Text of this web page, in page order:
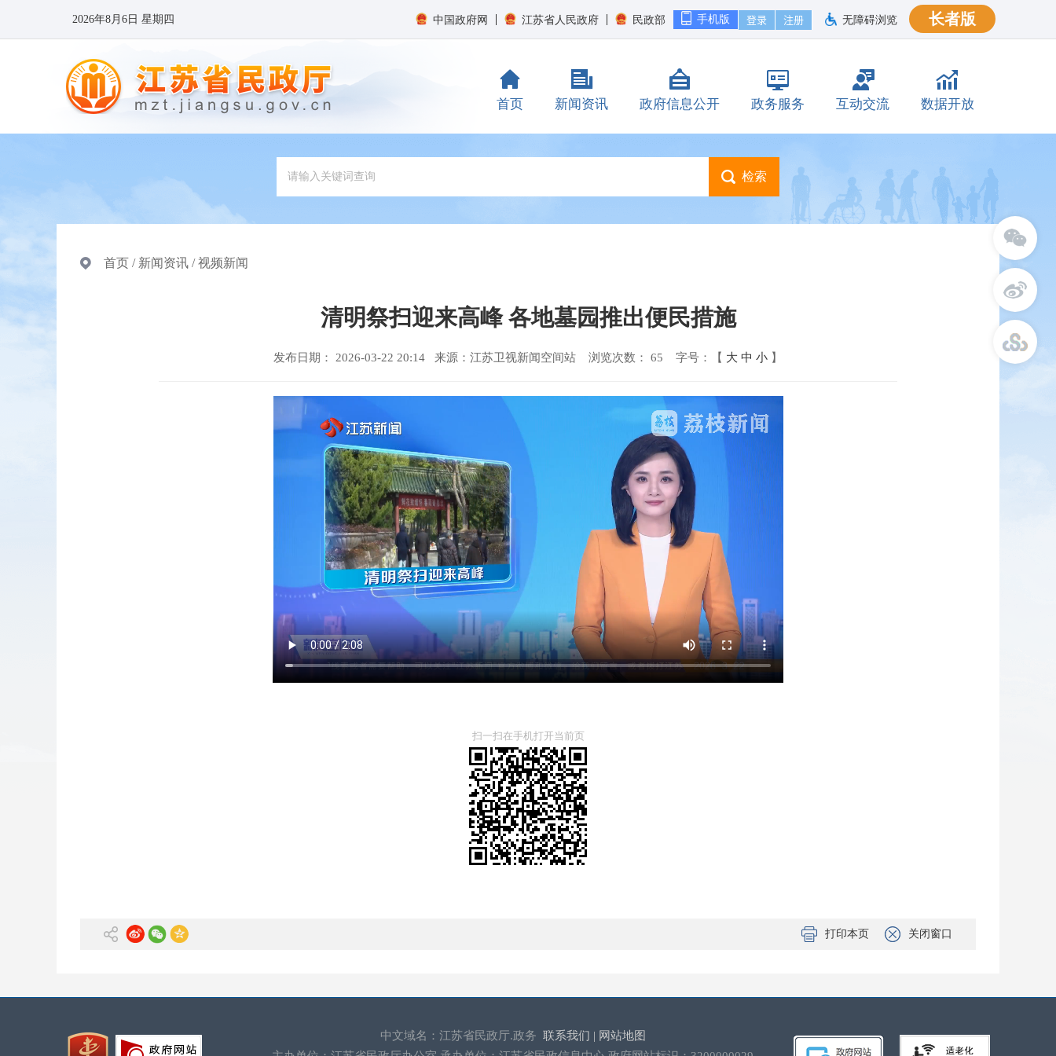
2026年8月6日 星期四 长者版
无障碍浏览
手机版
中国政府网 江苏省人民政府 民政部
首页 新闻资讯 政府信息公开 政务服务 互动交流 数据开放
首页 / 新闻资讯 /视频新闻
清明祭扫迎来高峰 各地墓园推出便民措施
发布日期： 2026-03-22 20:14 来源： 江苏卫视新闻空间站 浏览次数： 65 字号：【 大 中 小 】
扫一扫在手机打开当前页
打印本页 关闭窗口
中文域名：江苏省民政厅.政务 联系我们 | 网站地图